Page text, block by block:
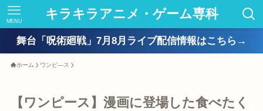
キラキラアニメ・ゲーム専科
MENU
舞台「呪術廻戦」7月8月ライブ配信情報はこちら→
ホーム ワンピ―ス
【ワンピース】漫画に登場した食べたく